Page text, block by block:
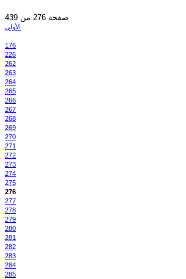
صفحة 276 من 439
الأولى
176
226
262
263
264
265
266
267
268
269
270
271
272
273
274
275
276
277
278
279
280
281
282
283
284
285